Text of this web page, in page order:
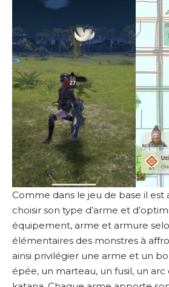
Comme dans le jeu de base il est
choisir son type d’arme et
équipement, arme et armure
élémentaires des monstres à
ainsi privilégier une arme et un
épée, un marteau, un fusil, un